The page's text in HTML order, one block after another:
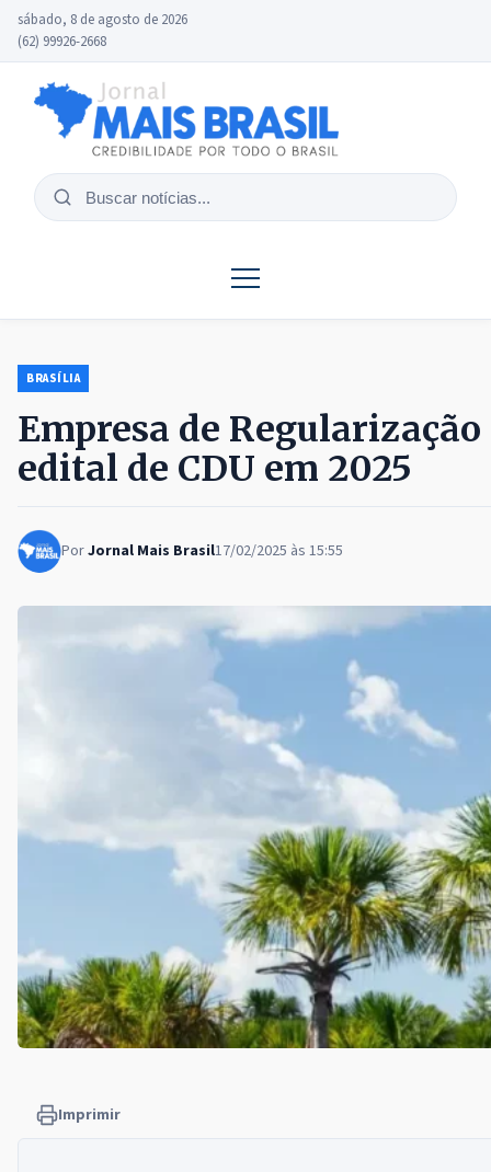
sábado, 8 de agosto de 2026
(62) 99926-2668
Buscar
BRASÍLIA
Empresa de
edital de CDU em 2025
PorJornal Mais Brasil17/02/2025 às 15:55
Imprimir